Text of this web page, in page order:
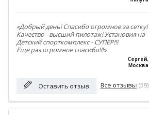
«Добрый день! Спасибо огромное за сетку!
Качество - высший пилотаж! Установил на
Детский спорткомплекс - СУПЕР!!!
Ещё раз огромное спасибо!!!»
Сергей,
Москва
Оставить отзыв Все отзывы (59)